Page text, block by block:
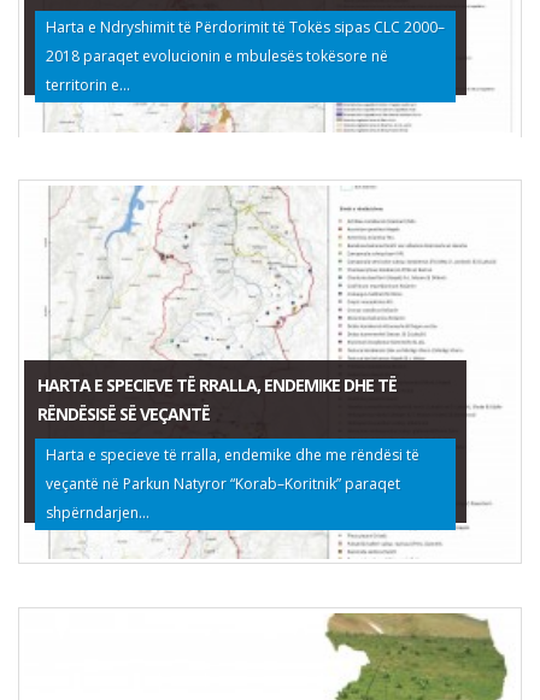
Harta e Ndryshimit të Përdorimit të Tokës sipas CLC 2000–
2018 paraqet evolucionin e mbulesës tokësore në
territorin e...
HARTA E SPECIEVE TË RRALLA, ENDEMIKE DHE TË
RËNDËSISË SË VEÇANTË
Harta e specieve të rralla, endemike dhe me rëndësi të
veçantë në Parkun Natyror “Korab–Koritnik” paraqet
shpërndarjen...